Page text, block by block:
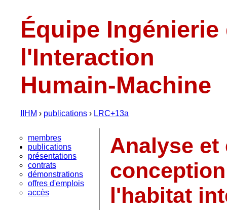
Équipe Ingénierie
l'Interaction
Humain-Machine
IIHM › publications › LRC+13a
membres
publications
présentations
contrats
démonstrations
offres d'emplois
accès
Analyse
l'habitat